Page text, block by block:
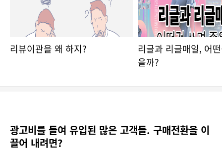
리뷰이관을 왜 하지?
리글과 리글매일, 어
을까?
광고비를 들여 유입된 많은 고객들. 구매전환을 이
끌어 내려면?